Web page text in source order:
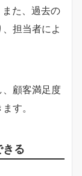
た、過去の
担当者によ
顧客満足度
す。
る